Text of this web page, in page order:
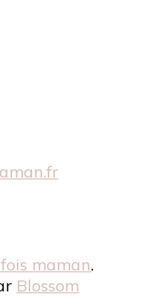
maman.
Blossom